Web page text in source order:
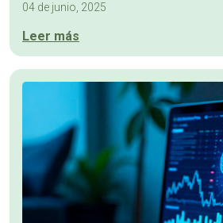
04 de junio, 2025
Leer más